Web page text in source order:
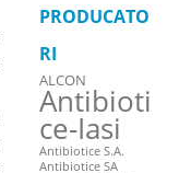
PRODUCATO
RI
ALCON
Antibioti
ce-Iasi
Antibiotice S.A.
Antibiotice SA